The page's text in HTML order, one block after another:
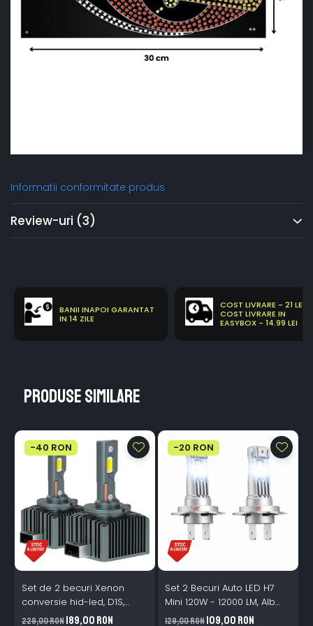
Informatii conformitate produs
Review-uri (3)
BANII INAPOI GARANTAT
IN 14 ZILE
COST LIVRARE - 21 LEI
COST LIVRARE IN
EASYBOX - 14.99 LEI
Produse similare
-40 RON
Set de 2 becuri Xenon
conversie hid-led, D1S,
120W, 12.000lm, Canbus,
229,00 RON189,00 RON
-20 RON
Set 2 Becuri Auto LED H7
Mini 120W - 12000 LM, Alb
Rece 6500K, Canbus
129,00 RON109,00 RON